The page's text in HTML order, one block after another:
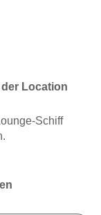
Location
Schiff